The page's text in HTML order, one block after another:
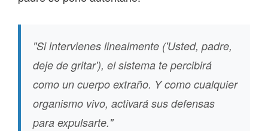
"Si intervienes linealmente ('Usted, padre,
deje de gritar'), el sistema te percibirá
como un cuerpo extraño. Y como cualquier
organismo vivo, activará sus defensas
para expulsarte."